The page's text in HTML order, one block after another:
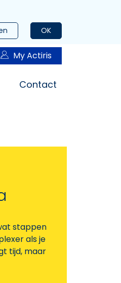
OK
My Actiris
Contact
stappen
als je
tijd, maar